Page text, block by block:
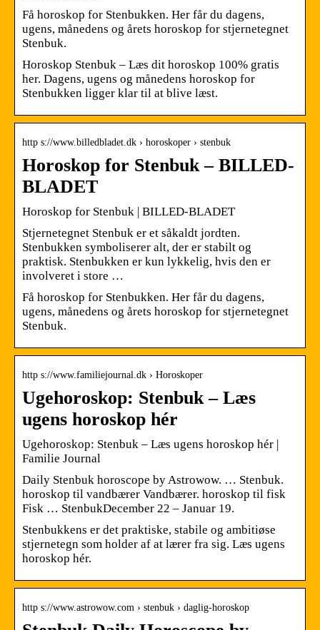
Få horoskop for Stenbukken. Her får du dagens,
ugens, månedens og årets horoskop for stjernetegnet
Stenbuk.
Horoskop Stenbuk – Læs dit horoskop 100% gratis
her. Dagens, ugens og månedens horoskop for
Stenbukken ligger klar til at blive læst.
http s://www.billedbladet.dk › horoskoper › stenbuk
Horoskop for Stenbuk – BILLED-
BLADET
Horoskop for Stenbuk | BILLED-BLADET
Stjernetegnet Stenbuk er et såkaldt jordten.
Stenbukken symboliserer alt, der er stabilt og
praktisk. Stenbukken er kun lykkelig, hvis den er
involveret i store …
Få horoskop for Stenbukken. Her får du dagens,
ugens, månedens og årets horoskop for stjernetegnet
Stenbuk.
http s://www.familiejournal.dk › Horoskoper
Ugehoroskop: Stenbuk – Læs
ugens horoskop hér
Ugehoroskop: Stenbuk – Læs ugens horoskop hér |
Familie Journal
Daily Stenbuk horoscope by Astrowow. … Stenbuk.
horoskop til vandbærer Vandbærer. horoskop til fisk
Fisk … StenbukDecember 22 – Januar 19.
Stenbukkens er det praktiske, stabile og ambitiøse
stjernetegn som holder af at lærer fra sig. Læs ugens
horoskop hér.
http s://www.astrowow.com › stenbuk › daglig-horoskop